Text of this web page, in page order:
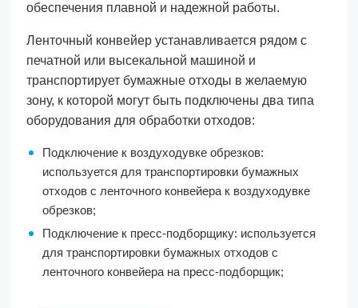
обеспечения плавной и надежной работы.
Ленточный конвейер устанавливается рядом с
печатной или высекальной машиной и
транспортирует бумажные отходы в желаемую
зону, к которой могут быть подключены два типа
оборудования для обработки отходов:
Подключение к воздуходувке обрезков:
используется для транспортировки бумажных
отходов с ленточного конвейера к воздуходувке
обрезков;
Подключение к пресс-подборщику: используется
для транспортировки бумажных отходов с
ленточного конвейера на пресс-подборщик;